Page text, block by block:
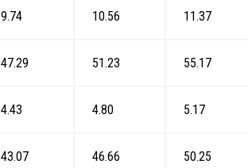
9.74 10.56 11.37
47.29 51.23 55.17
4.43 4.80 5.17
43.07 46.66 50.25